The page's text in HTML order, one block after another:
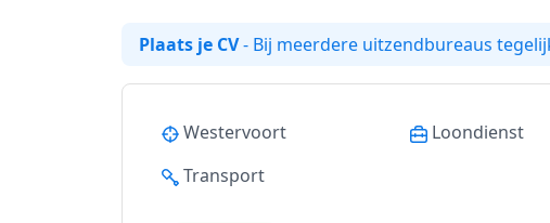
Plaats je CV- Bij meerdere uitzendbureaus
Westervoort Loondienst
Transport